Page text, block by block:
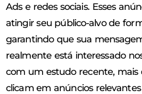
Ads e redes sociais. Esses
atingir seu público-alvo de
garantindo que sua
realmente está interessado
com um estudo recente, mais
clicam em anúncios